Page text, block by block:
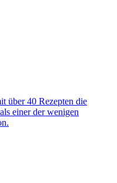
über 40 Rezepten die
einer der wenigen